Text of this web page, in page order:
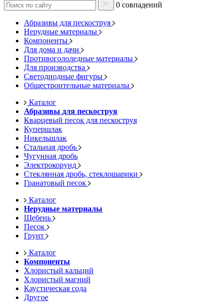
0 совпадений
Абразивы для пескоструя
Нерудные материалы
Компоненты
Для дома и дачи
Противогололедные материалы
Для производства
Светодиодные фигуры
Общестроительные материалы
Каталог
Абразивы для пескоструя
Кварцевый песок для пескоструя
Купершлак
Никельшлак
Стальная дробь
Чугунная дробь
Электрокорунд
Стеклянная дробь, стеклошарики
Гранатовый песок
Каталог
Нерудные материалы
Щебень
Песок
Грунт
Каталог
Компоненты
Хлористый кальций
Хлористый магний
Каустическая сода
Другое